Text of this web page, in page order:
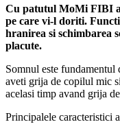
Cu patutul MoMi FIBI
pe care vi-l doriti.
hranirea si schimbarea
placute.
Somnul este
aveti grija de copilul mic
acelasi timp avand grija
Principalele caracteristici